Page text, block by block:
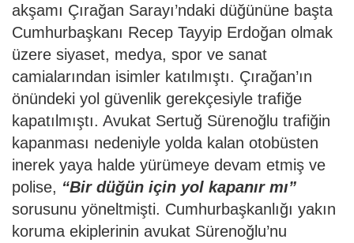
akşamı Çırağan Sarayı’ndaki düğününe başta
Cumhurbaşkanı Recep Tayyip Erdoğan olmak
üzere siyaset, medya, spor ve sanat
camialarından isimler katılmıştı. Çırağan’ın
önündeki yol güvenlik gerekçesiyle trafiğe
kapatılmıştı. Avukat Sertuğ Sürenoğlu trafiğin
kapanması nedeniyle yolda kalan otobüsten
inerek yaya halde yürümeye devam etmiş ve
polise, “Bir düğün için yol kapanır mı”
sorusunu yöneltmişti. Cumhurbaşkanlığı yakın
koruma ekiplerinin avukat Sürenoğlu’nu